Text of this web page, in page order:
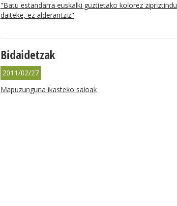
"Batu estandarra euskalki guztietako kolorez zipriztindu
daiteke, ez alderantziz"
Bidaidetzak
2011/02/27
Mapuzunguna ikasteko saioak